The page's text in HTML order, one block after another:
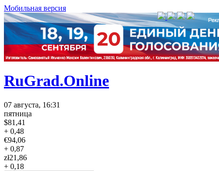
Мобильная версия
RuGrad.Online
07 августа, 16:31
пятница
$81,41
+ 0,48
€94,06
+ 0,87
zł21,86
+ 0,18